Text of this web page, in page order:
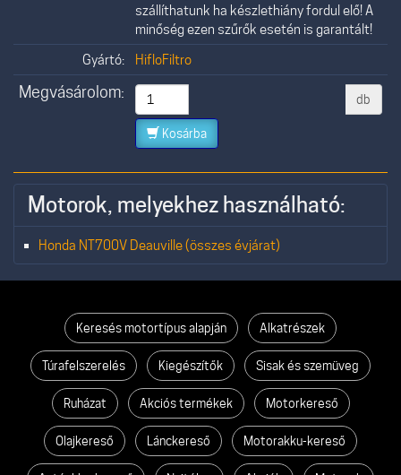
szállíthatunk ha készlethiány fordul elő! A
minőség ezen szűrők esetén is garantált!
Gyártó:
HifloFiltro
Megvásárolom: db
Kosárba
Motorok, melyekhez használható:
Honda NT700V Deauville (összes évjárat)
Keresés motortípus alapján Alkatrészek
Túrafelszerelés Kiegészítők Sisak és szemüveg
Ruházat Akciós termékek Motorkereső
Olajkereső Lánckereső Motorakku-kereső